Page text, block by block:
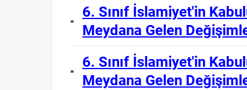
6. Sınıf İslamiyet'in
Meydana Gelen
6. Sınıf İslamiyet'in
Meydana Gelen